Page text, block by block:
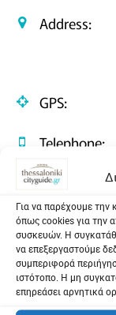
Για να παρέχουμε την
όπως cookies για την
συσκευών. Η
να επεξεργαστούμε
συμπεριφορά
ιστότοπο. Η μη
επηρεάσει αρνητικά
Address:
GPS:
Telephone: